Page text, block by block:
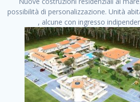
possibilità di personalizzazione. Unità
, alcune con ingresso